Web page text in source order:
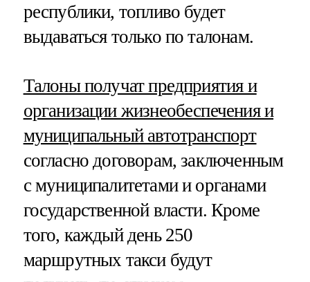
республики, топливо будет
выдаваться только по талонам.
Талоны получат предприятия и
организации жизнеобеспечения и
муниципальный автотранспорт
согласно договорам, заключенным
с муниципалитетами и органами
государственной власти. Кроме
того, каждый день 250
маршрутных такси будут